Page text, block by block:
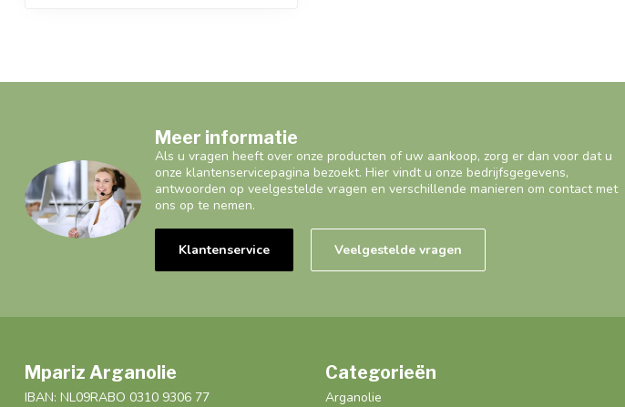
Meer informatie
Als u vragen heeft over onze producten of uw aankoop, zorg er dan voor dat u
onze klantenservicepagina bezoekt. Hier vindt u onze bedrijfsgegevens,
antwoorden op veelgestelde vragen en verschillende manieren om contact met
ons op te nemen.
Klantenservice Veelgestelde vragen
Mpariz Arganolie
IBAN: NL09RABO 0310 9306 77
Categorieën
Arganolie